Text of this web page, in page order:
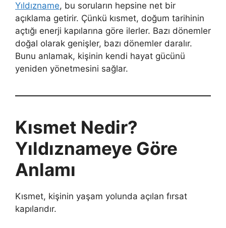
Yıldızname, bu soruların hepsine net bir
açıklama getirir. Çünkü kısmet, doğum tarihinin
açtığı enerji kapılarına göre ilerler. Bazı dönemler
doğal olarak genişler, bazı dönemler daralır.
Bunu anlamak, kişinin kendi hayat gücünü
yeniden yönetmesini sağlar.
Kısmet Nedir?
Yıldıznameye Göre
Anlamı
Kısmet, kişinin yaşam yolunda açılan fırsat
kapılarıdır.